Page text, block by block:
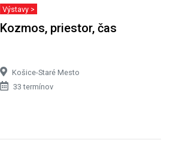
Výstavy >
Kozmos, priestor, čas
Košice-Staré Mesto
33 termínov